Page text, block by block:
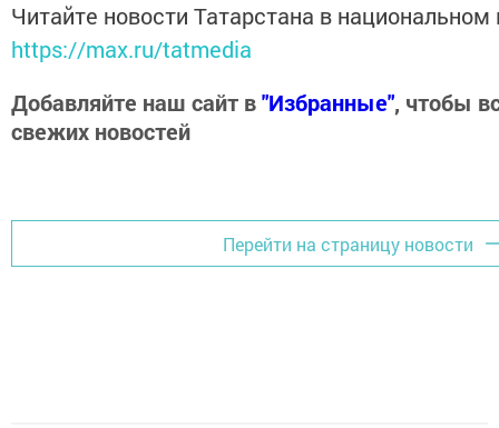
Читайте новости Татарстана в
https://max.ru/tatmedia
Добавляйте наш сайт в"Избранные", чтобы
свежих новостей
Перейти на страницу новости